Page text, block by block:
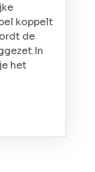
koppelt
de
het